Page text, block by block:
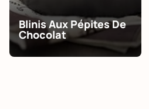
Blinis Aux Pépites De
Chocolat